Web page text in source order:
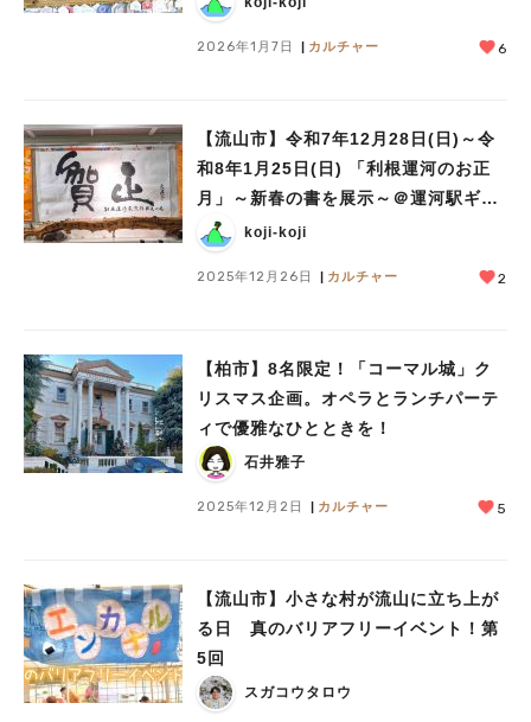
2026年1月7日 カルチャー 6
【流山市】令和7年12月28日(日)～令
和8年1月25日(日) 「利根運河のお正
月」～新春の書を展示～＠運河駅ギャ
ラリーkoji-koji
2025年12月26日 カルチャー 2
【柏市】8名限定！「コーマル城」ク
リスマス企画。オペラとランチパーテ
ィで優雅なひとときを！
石井雅子
2025年12月2日 カルチャー 5
【流山市】小さな村が流山に立ち上が
る日 真のバリアフリーイベント！第
5回
スガコウタロウ